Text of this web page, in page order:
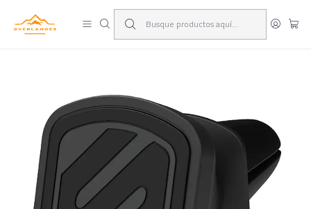
¡Viaja y deja las excusas!